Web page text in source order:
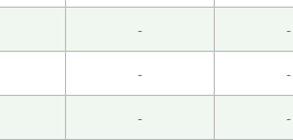
快很舒服。下次见吧。
- -
- -
- -